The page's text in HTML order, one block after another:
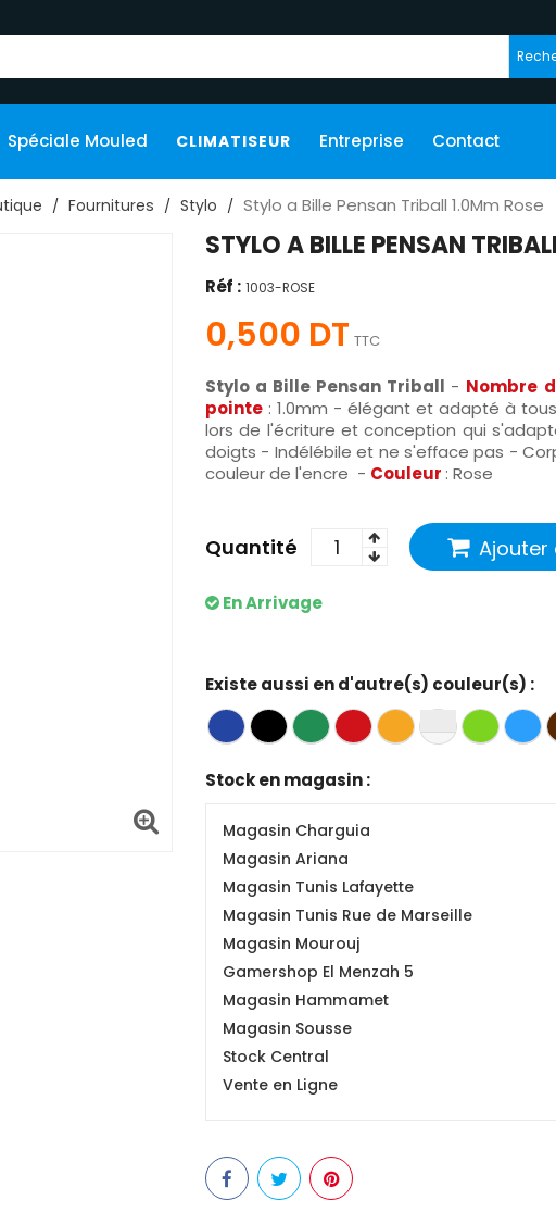
Spéciale Mouled CLIMATISEUR Entreprise Contact
Fournitures Stylo Stylo a Bille Pensan Triball 1.0Mm Rose
STYLO A BILLE PENSAN
Réf : 1003-ROSE
0,500 DT TTC
Stylo a Bille Pensan Triball - Nombre
pointe : 1.0mm - élégant et adapté à
lors de l'écriture et conception qui
doigts - Indélébile et ne s'efface pas -
couleur de l'encre - Couleur : Rose
Quantité Ajouter
En Arrivage
Existe aussi en d'autre(s) couleur(s) :
Stock en magasin :
Magasin Charguia
Magasin Ariana
Magasin Tunis Lafayette
Magasin Tunis Rue de Marseille
Magasin Mourouj
Gamershop El Menzah 5
Magasin Hammamet
Magasin Sousse
Stock Central
Vente en Ligne